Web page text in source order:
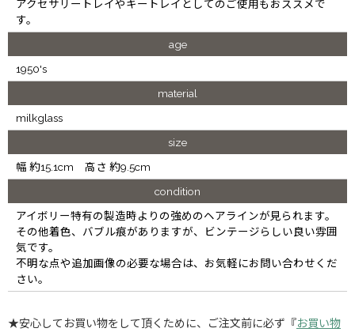
アクセサリートレイやキートレイとしてのご使用もおススメで
す。
age
1950's
material
milkglass
size
幅 約15.1cm 高さ 約9.5cm
condition
アイボリー特有の製造時よりの強めのヘアラインが見られます。
その他着色、バブル痕がありますが、ビンテージらしい良い雰囲
気です。
不明な点や追加画像の必要な場合は、お気軽にお問い合わせくだ
さい。
★安心してお買い物をして頂くために、ご注文前に必ず『お買い物